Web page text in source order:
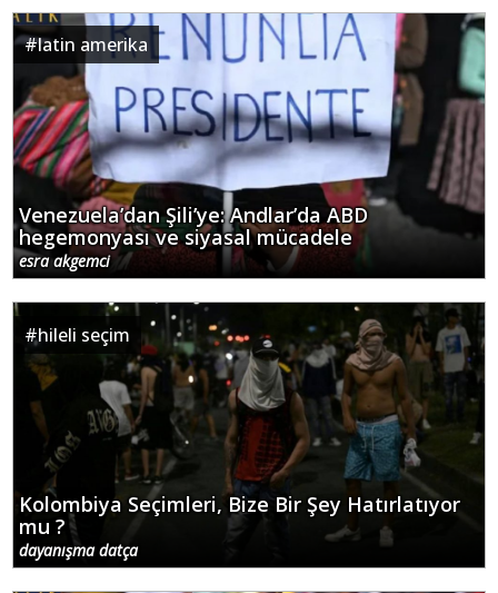
#latin amerika
Venezuela’dan Şili’ye: Andlar’da ABD
hegemonyası ve siyasal mücadele
esra akgemci
#hileli seçim
Kolombiya Seçimleri, Bize Bir Şey Hatırlatıyor
mu ?
dayanışma datça